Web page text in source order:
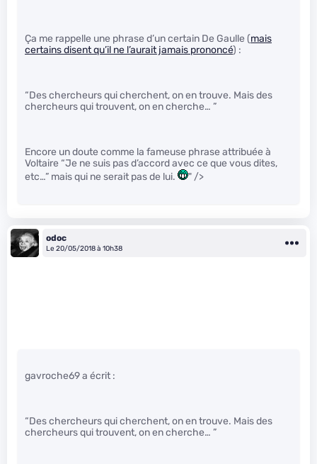
Ça me rappelle une phrase d’un certain De Gaulle (mais
certains disent qu’il ne l’aurait jamais prononcé) :
“Des chercheurs qui cherchent, on en trouve. Mais des
chercheurs qui trouvent, on en cherche… ”
Encore un doute comme la fameuse phrase attribuée à
Voltaire “Je ne suis pas d’accord avec ce que vous dites,
etc…” mais qui ne serait pas de lui.
" />
odoc
Le 20/05/2018 à 10h38
gavroche69 a écrit :
“Des chercheurs qui cherchent, on en trouve. Mais des
chercheurs qui trouvent, on en cherche… ”